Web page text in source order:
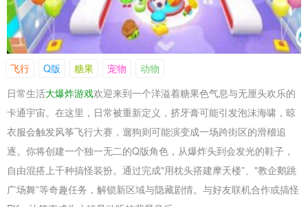
飞行 Q版 糖果 宠物
动物
日常生活大爆炸游戏欢迎来到一个洋溢着糖果色气息与无厘头欢乐的
卡通宇宙。在这里，日常被重新定义，挤牙膏可能引发泡沫海啸，晾
衣服会触发风筝飞行大赛，遛狗则可能演变成一场跨街区的滑稽追
逐。你将创建一个独一无二的Q版角色，从爆炸头到会发光的鞋子，
自由混搭上千种搞怪装扮。通过完成"用枕头搭建摩天楼”、"教企鹅跳
广场舞”等奇趣任务，解锁新区域与隐藏剧情。与好友联机合作或搞怪